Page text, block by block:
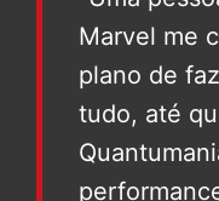
Marvel me
plano de
tudo, até